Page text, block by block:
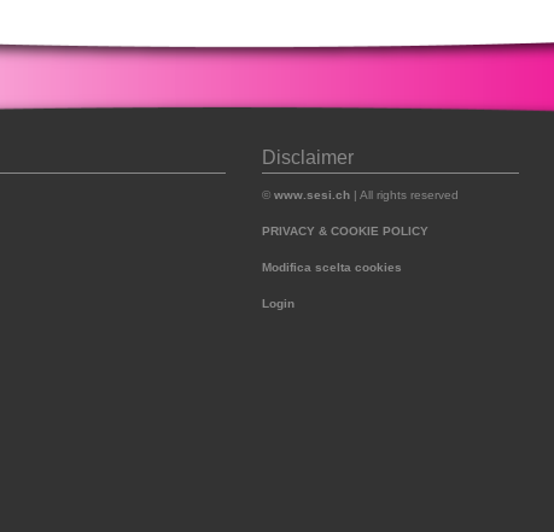
Disclaimer
© www.sesi.ch | All rights reserved
PRIVACY & COOKIE POLICY
Modifica scelta cookies
Login